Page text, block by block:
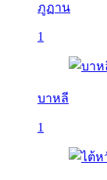
ภูฏาน
1
บาหลี
1